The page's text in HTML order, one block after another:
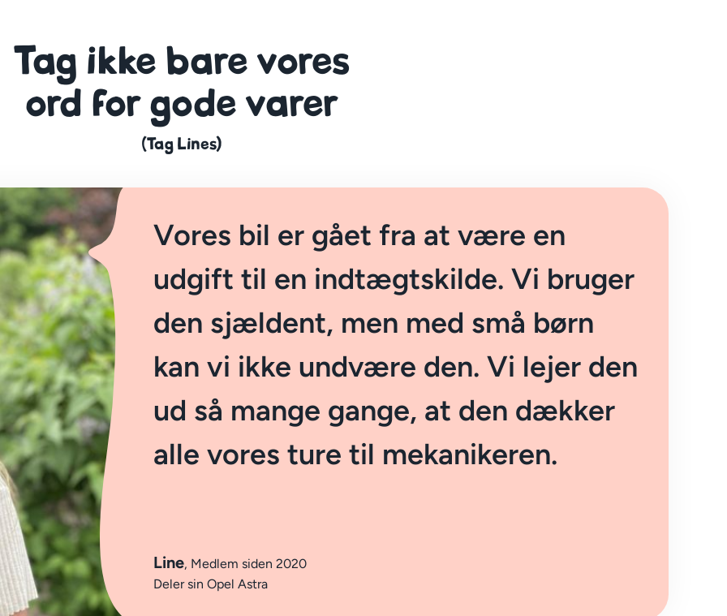
Tag ikke bare vores
ord for gode varer
(Tag Lines)
Vores bil er gået fra at være en
udgift til en indtægtskilde. Vi bruger
den sjældent, men med små børn
kan vi ikke undvære den. Vi lejer den
ud så mange gange, at den dækker
alle vores ture til mekanikeren.
Line, Medlem siden 2020
Deler sin Opel Astra